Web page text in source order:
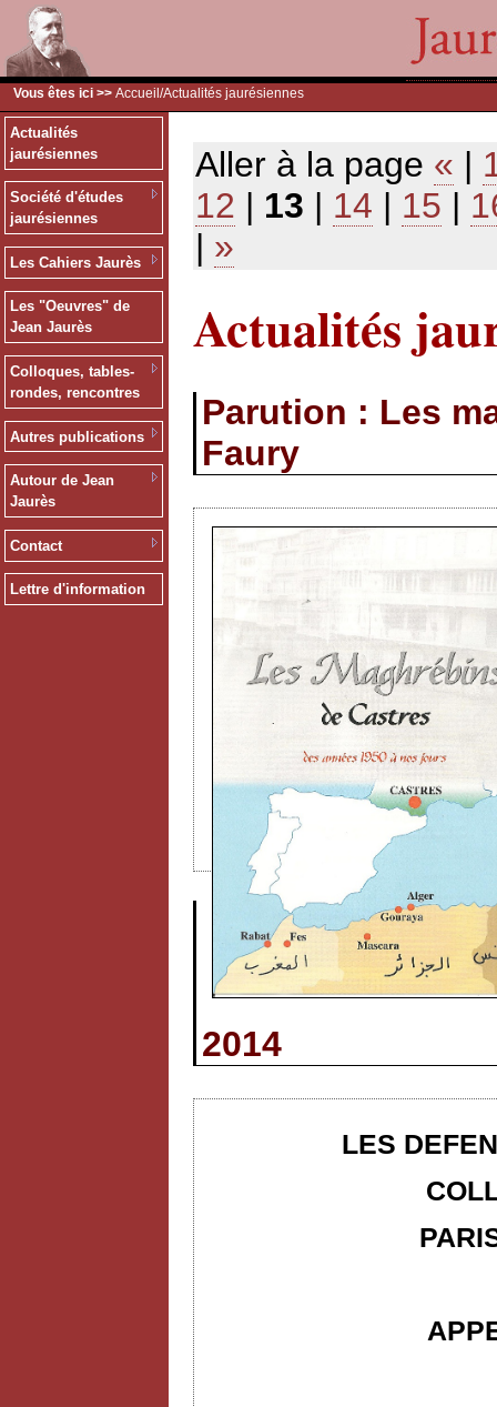
Vous êtes ici >> Accueil /Actualités jaurésiennes
Actualités
jaurésiennes
Société d'études
jaurésiennes
Les Cahiers Jaurès
Les "Oeuvres" de
Jean Jaurès
Colloques, tables-
rondes, rencontres
Autres publications
Autour de Jean
Jaurès
Contact
Lettre d'information
Aller à la page « |
12 | 13 | 14 | 15 |
| »
Actualités
Parution : Les
Faury
2014
LES